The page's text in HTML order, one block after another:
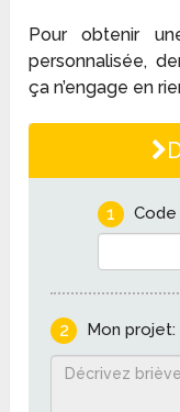
Pour obtenir
personnalisée,
ça n’engage en
1 Code
2 Mon projet: